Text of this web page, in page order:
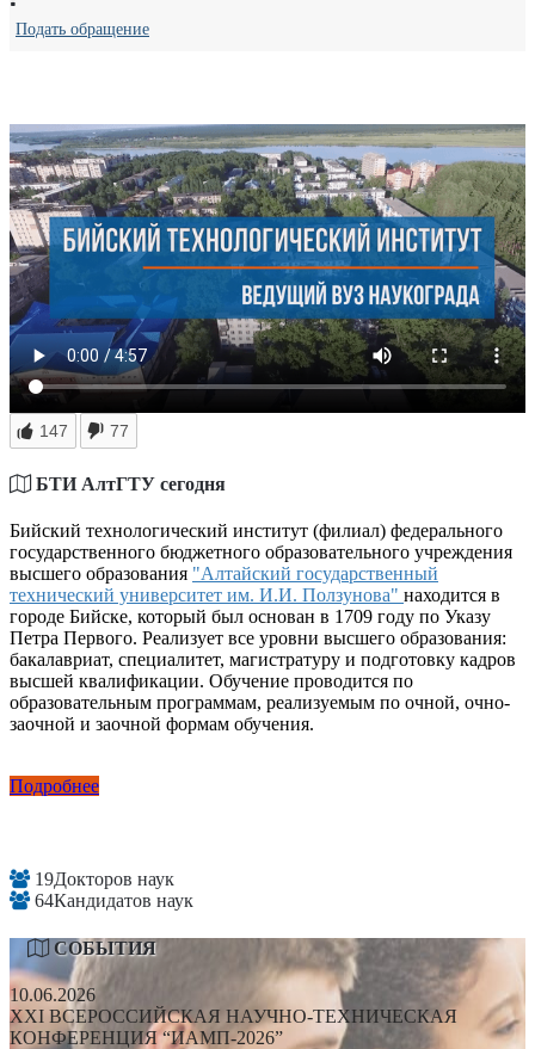
Подать обращение
147 77
БТИ АлтГТУ сегодня
Бийский технологический институт (филиал) федерального
государственного бюджетного образовательного учреждения
высшего образования "Алтайский государственный
технический университет им. И.И. Ползунова" находится в
городе Бийске, который был основан в 1709 году по Указу
Петра Первого. Реализует все уровни высшего образования:
бакалавриат, специалитет, магистратуру и подготовку кадров
высшей квалификации. Обучение проводится по
образовательным программам, реализуемым по очной, очно-
заочной и заочной формам обучения.
Подробнее
19Докторов наук
64Кандидатов наук
СОБЫТИЯ
10.06.2026
XXI ВСЕРОССИЙСКАЯ НАУЧНО-ТЕХНИЧЕСКАЯ
КОНФЕРЕНЦИЯ “ИАМП-2026”